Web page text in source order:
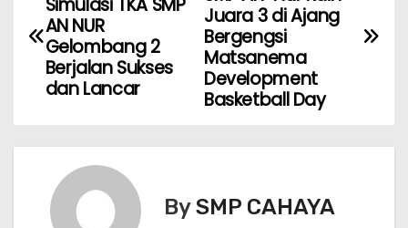
a
Juara 3 di Ajang
Bergengsi
Matsanema
Development
Basketball Day
Simulasi TKA SMP
AN NUR
Gelombang 2
Berjalan Sukses
dan Lancar
BySMP CAHAYA